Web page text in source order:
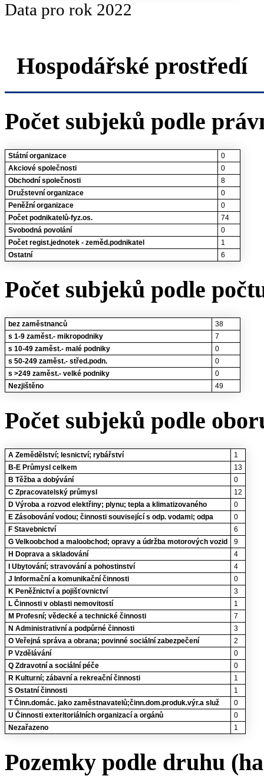
Data pro rok 2022
Hospodářské prostředí
Počet subjeků podle
Státní organizace
0
Akciové společnosti
0
Obchodní společnosti
8
Družstevní organizace
0
Peněžní organizace
0
Počet podnikatelů-fyz.os.
74
Svobodná povolání
0
Počet regist.jednotek - zeměd.podnikatel
1
Ostatní
6
Počet subjeků podle
bez zaměstnanců
38
s 1-9 zaměst.- mikropodniky
7
s 10-49 zaměst.- malé podniky
0
s 50-249 zaměst.- střed.podn.
0
s >249 zaměst.- velké podniky
0
Nezjištěno
49
Počet subjeků podle
A Zemědělství; lesnictví; rybářství
1
B-E Průmysl celkem
13
B Těžba a dobývání
0
C Zpracovatelský průmysl
12
D Výroba a rozvod elektřiny; plynu; tepla a klimatizovaného
0
E Zásobování vodou; činnosti související s odp. vodami; odpa
0
F Stavebnictví
6
G Velkoobchod a maloobchod; opravy a údržba motorových vozid
9
H Doprava a skladování
4
I Ubytování; stravování a pohostinství
4
J Informační a komunikační činnosti
0
K Peněžnictví a pojišťovnictví
3
L Činnosti v oblasti nemovitostí
1
M Profesní; vědecké a technické činnosti
7
N Administrativní a podpůrné činnosti
3
O Veřejná správa a obrana; povinné sociální zabezpečení
2
P Vzdělávání
0
Q Zdravotní a sociální péče
0
R Kulturní; zábavní a rekreační činnosti
1
S Ostatní činnosti
1
T Činn.domác. jako zaměstnavatelů;činn.dom.produk.výr.a služ
0
U Činnosti exteritoriálních organizací a orgánů
0
Nezařazeno
1
Pozemky podle druhu